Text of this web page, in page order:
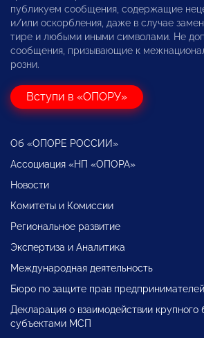
публикуем сообщения, содержащие
и/или оскорбления, даже в случае
тире и любыми иными символами. Не
сообщения, призывающие к
розни.
Вступи в «ОПОРУ»
Об «ОПОРЕ РОССИИ»
Ассоциация «НП «ОПОРА»
Новости
Комитеты и Комиссии
Региональное развитие
Экспертиза и Аналитика
Международная деятельность
Бюро по защите прав предпринимателей
Декларация о взаимодействии крупного
субъектами МСП